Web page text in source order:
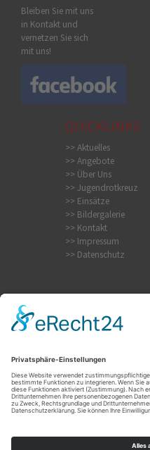
Bleiben Sie mit uns
in Kontakt und
vernetzen Sie sich
mit uns!
QUICKLINKS
>> Aktuelles
>> Angebote
>> Über Uns
>> Jugendrotkreuz
>> Einsätze
>> Bildergalerie
>> Kontakt
>> Impressum
>> Datenschutz